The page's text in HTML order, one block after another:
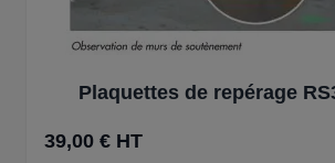
Plaquettes de repérage
39,00 € HT